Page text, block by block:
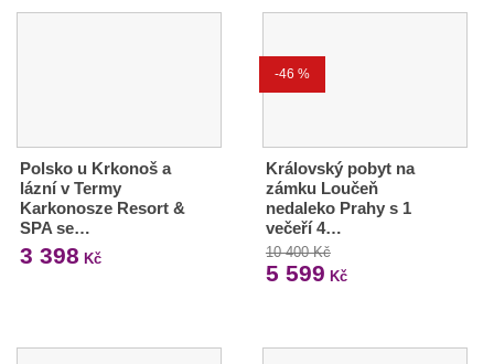
Polsko u Krkonoš a
lázní v Termy
Karkonosze Resort &
SPA se…
3 398 Kč
-46 %
Královský pobyt na
zámku Loučeň
nedaleko Prahy s 1
večeří 4…
10 400 Kč
5 599 Kč